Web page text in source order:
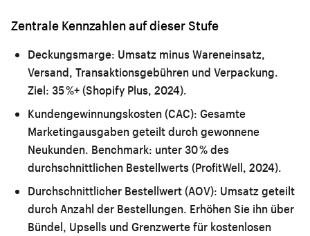
Zentrale Kennzahlen auf dieser Stufe
Deckungsmarge: Umsatz minus Wareneinsatz,
Versand, Transaktionsgebühren und Verpackung.
Ziel: 35 %+ (Shopify Plus, 2024).
Kundengewinnungskosten (CAC): Gesamte
Marketingausgaben geteilt durch gewonnene
Neukunden. Benchmark: unter 30 % des
durchschnittlichen Bestellwerts (ProfitWell, 2024).
Durchschnittlicher Bestellwert (AOV): Umsatz geteilt
durch Anzahl der Bestellungen. Erhöhen Sie ihn über
Bündel, Upsells und Grenzwerte für kostenlosen